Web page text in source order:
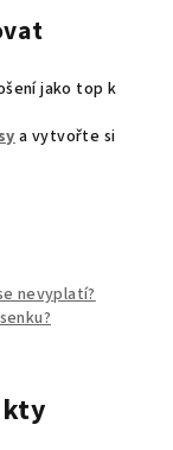
jako top k
a vytvořte si
nevyplatí?